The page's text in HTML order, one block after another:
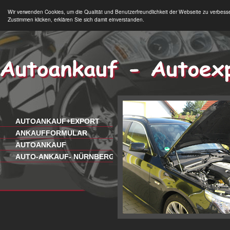
Wir verwenden Cookies, um die Qualität und Benutzerfreundlichkeit der Webseite zu
Zustimmen klicken, erklären Sie sich damit einverstanden.
AUTOANKAUF+EXPORT
ANKAUFFORMULAR
AUTOANKAUF
AUTO-ANKAUF- NÜRNBERG